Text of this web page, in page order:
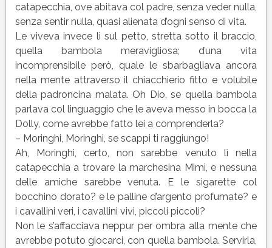
catapecchia, ove abitava col padre, senza veder nulla,
senza sentir nulla, quasi alienata d’ogni senso di vita.
Le viveva invece lì sul petto, stretta sotto il braccio,
quella bambola meravigliosa; d’una vita
incomprensibile però, quale le sbarbagliava ancora
nella mente attraverso il chiacchierio fitto e volubile
della padroncina malata. Oh Dio, se quella bambola
parlava col linguaggio che le aveva messo in bocca la
Dolly, come avrebbe fatto lei a comprenderla?
– Moringhi, Moringhi, se scappi ti raggiungo!
Ah, Moringhi, certo, non sarebbe venuto lì nella
catapecchia a trovare la marchesina Mimì, e nessuna
delle amiche sarebbe venuta. E le sigarette col
bocchino dorato? e le palline d’argento profumate? e
i cavallini veri, i cavallini vivi, piccoli piccoli?
Non le s’affacciava neppur per ombra alla mente che
avrebbe potuto giocarci, con quella bambola. Servirla,